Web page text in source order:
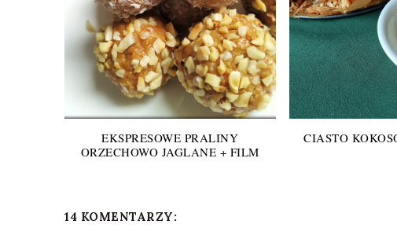
EKSPRESOWE PRALINY
ORZECHOWO JAGLANE + FILM
CIASTO
14 KOMENTARZY: